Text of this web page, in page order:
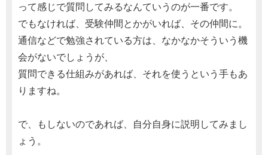
って感じで質問してみるなんていうのが一番です。
でもなければ、受験仲間とかがいれば、その仲間に。
通信などで勉強されている方は、なかなかそういう機
会がないでしょうが、
質問できる仕組みがあれば、それを使うという手もあ
りますね。
で、もしないのであれば、自分自身に説明してみまし
ょう。